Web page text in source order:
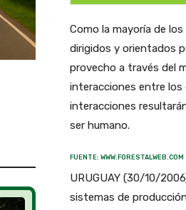
Como la mayoría de
dirigidos y orientados
provecho a través del
interacciones entre
interacciones
ser humano.
FUENTE: WWW.FORESTALWEB.COM
URUGUAY (30/10/
sistemas de